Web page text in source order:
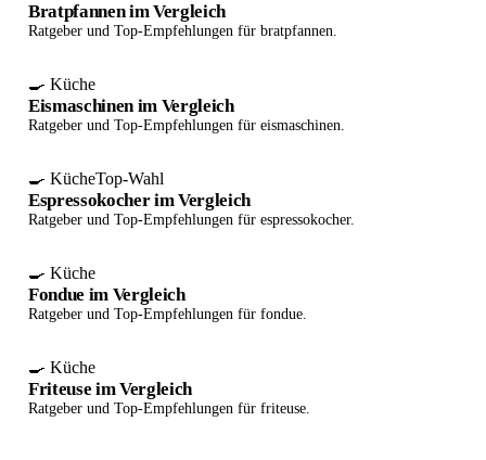
Bratpfannen im Vergleich
Ratgeber und Top-Empfehlungen für bratpfannen.
🍳 Küche
Eismaschinen im Vergleich
Ratgeber und Top-Empfehlungen für eismaschinen.
🍳 KücheTop-Wahl
Espressokocher im Vergleich
Ratgeber und Top-Empfehlungen für espressokocher.
🍳 Küche
Fondue im Vergleich
Ratgeber und Top-Empfehlungen für fondue.
🍳 Küche
Friteuse im Vergleich
Ratgeber und Top-Empfehlungen für friteuse.